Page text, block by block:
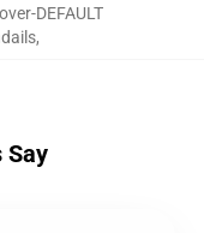
DEFAULT
,
Say